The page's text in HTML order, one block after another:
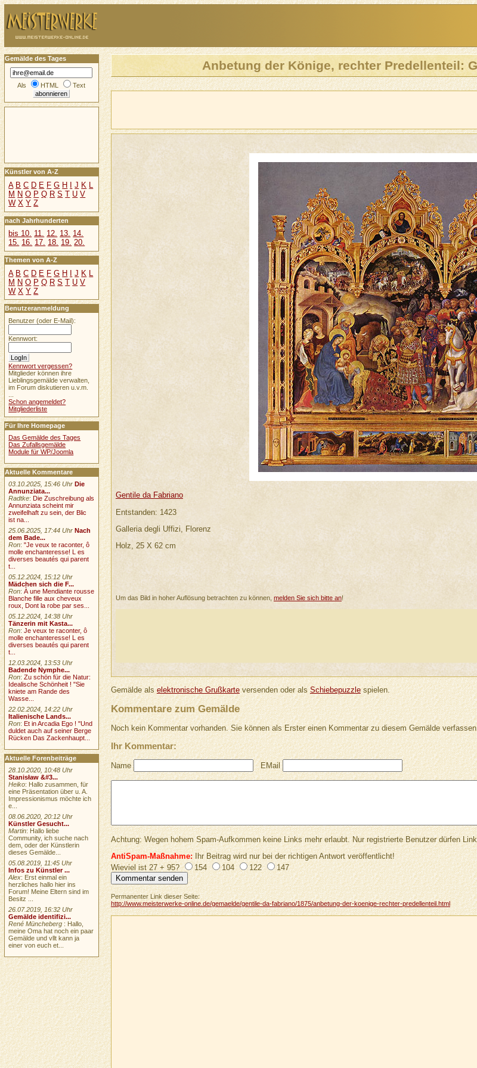
Anbetung der Könige, rechter Predellenteil:
Gentile da Fabriano
Entstanden: 1423
Galleria degli Uffizi, Florenz
Holz, 25 X 62 cm
Um das Bild in hoher Auflösung betrachten zu können, melden Sie sich bitte an!
Gemälde alselektronische Grußkarteversenden oder alsSchiebepuzzlespielen.
Kommentare zum Gemälde
Noch kein Kommentar vorhanden. Sie können als Erster einen Kommentar zu diesem Gemälde
Ihr Kommentar:
Name EMail
Achtung: Wegen hohem Spam-Aufkommen keine Links mehr erlaubt. Nur registrierte Benutzer dürfen
AntiSpam-Maßnahme:Ihr Beitrag wird nur bei der richtigen Antwort veröffentlicht!
Wieviel ist 27 + 95?
154 104 122 147
Permanenter Link dieser Seite:
http://www.meisterwerke-online.de/gemaelde/gentile-da-fabriano/1875/anbetung-der-koenige-rechter-predellenteil.html
Gemälde des Tages
Als HTML Text
Künstler von A-Z
A B C D E F G H J K L
M N O P Q R S T U V
W X Y Z
nach Jahrhunderten
bis 10. 11. 12. 13. 14.
15. 16. 17. 18. 19. 20.
Themen von A-Z
A B C D E F G H I J K L
M N O P Q R S T U V
W X Y Z
Benutzeranmeldung
Benutzer (oder E-Mail):
Kennwort:
Kennwort vergessen?
Mitglieder können ihre
Lieblingsgemälde verwalten,
im Forum diskutieren u.v.m.
Schon angemeldet?
Mitgliederliste
Für Ihre Homepage
Das Gemälde des Tages
Das Zufallsgemälde
Module für WP/Joomla
Aktuelle Kommentare
03.10.2025, 15:46 Uhr Die
Annunziata...
Radtke: Die Zuschreibung als
Annunziata scheint mir
zweifelhaft zu sein, der Blic
ist na...
25.06.2025, 17:44 Uhr Nach
dem Bade...
Ron:"Je veux te raconter, ô
molle enchanteresse! L es
diverses beautés qui parent
t...
05.12.2024, 15:12 Uhr
Mädchen sich die F...
Ron:À une Mendiante rousse
Blanche fille aux cheveux
roux, Dont la robe par ses...
05.12.2024, 14:38 Uhr
Tänzerin mit Kasta...
Ron:Je veux te raconter, ô
molle enchanteresse! L es
diverses beautés qui parent
t...
12.03.2024, 13:53 Uhr
Badende Nymphe...
Ron:Zu schön für die Natur:
Idealische Schönheit ! "Sie
kniete am Rande des
Wasse...
22.02.2024, 14:22 Uhr
Italienische Lands...
Ron:Et in Arcadia Ego ! "Und
duldet auch auf seiner Berge
Rücken Das Zackenhaupt...
Aktuelle Forenbeiträge
28.10.2020, 10:48 Uhr
Stanisław &#3...
Heiko: Hallo zusammen, für
eine Präsentation über u. A.
Impressionismus möchte ich
e...
08.06.2020, 20:12 Uhr
Künstler Gesucht...
Martin: Hallo liebe
Community, ich suche nach
dem, oder der Künstlerin
dieses Gemälde...
05.08.2019, 11:45 Uhr
Infos zu Künstler ...
Alex: Erst einmal ein
herzliches hallo hier ins
Forum! Meine Eltern sind im
Besitz ...
26.07.2019, 16:32 Uhr
Gemälde identifizi...
René Müncheberg : Hallo,
meine Oma hat noch ein paar
Gemälde und vllt kann ja
einer von euch et...